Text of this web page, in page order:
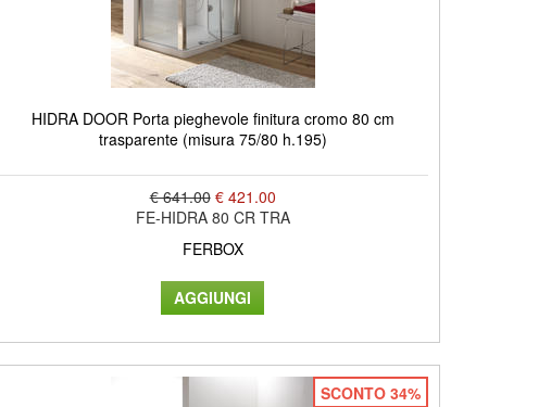
HIDRA DOOR Porta pieghevole finitura cromo 80 cm
trasparente (misura 75/80 h.195)
€ 641.00 € 421.00
FE-HIDRA 80 CR TRA
FERBOX
SCONTO 34%